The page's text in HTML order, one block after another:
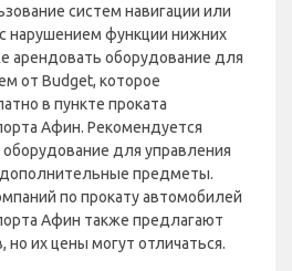
систем навигации или
нарушением функции нижних
арендовать оборудование для
от Budget, которое
в пункте проката
Афин. Рекомендуется
для управления
предметы.
по прокату автомобилей
Афин также предлагают
их цены могут отличаться.